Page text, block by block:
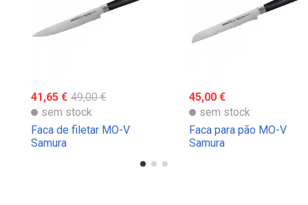
41,65 € 49,00 €
sem stock
Faca de filetar MO-V
Samura
45,00 €
sem stock
Faca para pão MO-V
Samura